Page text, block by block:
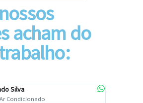
acham do
Silva
Condicionado